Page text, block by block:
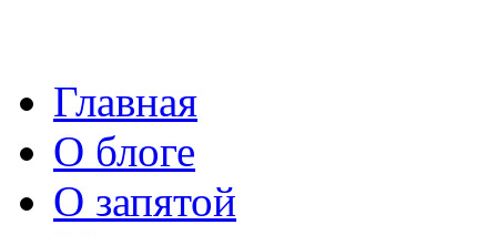
Главная
О блоге
О запятой